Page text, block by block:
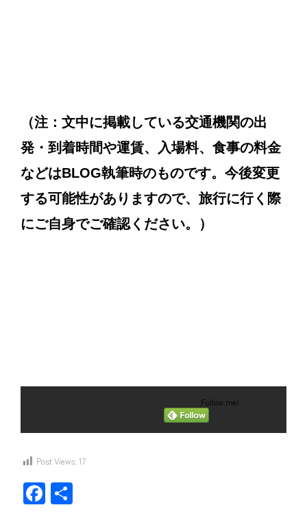
（注：文中に掲載している交通機関の出
発・到着時間や運賃、入場料、食事の料金
などはBLOG執筆時のものです。今後変更
する可能性がありますので、旅行に行く際
にご自身でご確認ください。）
Follow me!
Post Views: 17
F
ac